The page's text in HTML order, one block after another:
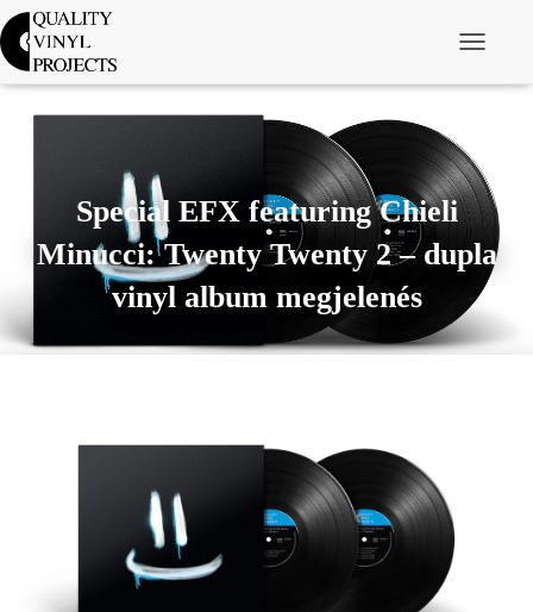
Special EFX featuring Chieli
Minucci: Twenty Twenty 2 – dupla
vinyl album megjelenés